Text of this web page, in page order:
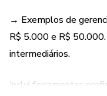
→ Exemplos de
R$ 5.000 e R$
intermediários.
Inclui ferramentas